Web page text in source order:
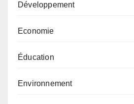
Développement
Economie
Éducation
Environnement